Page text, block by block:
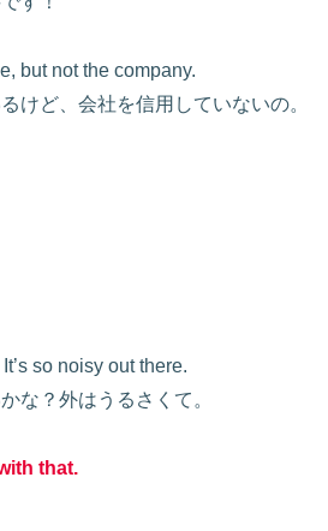
but not the company.
けど、会社を信用していないの。
so noisy out there.
な？外はうるさくて。
that.